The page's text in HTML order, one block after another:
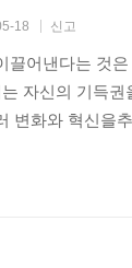
18 신고
끌어낸다는 것
자신의 기득
변화와 혁신을